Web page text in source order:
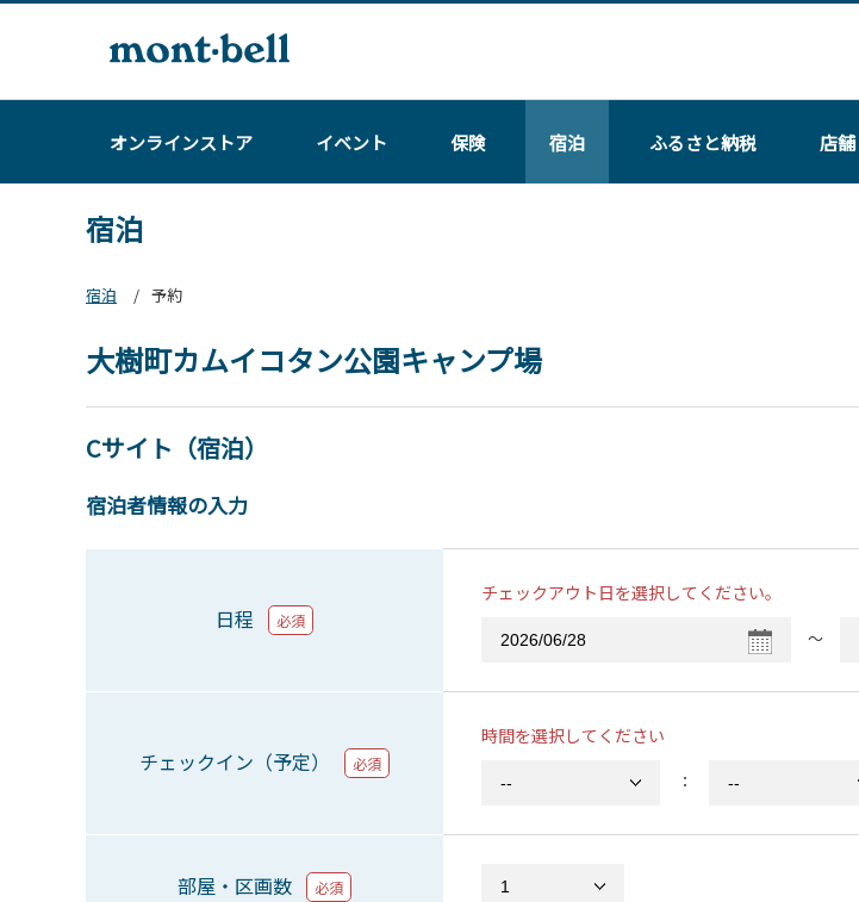
オンラインストア イベント 保険 宿泊 ふるさと納税 店舗
宿泊
宿泊
予約
大樹町カムイコタン公園キャンプ場
Cサイト（宿泊）
宿泊者情報の入力
日程 必須
チェックアウト日を選択してください。
〜
チェックイン（予定） 必須
時間を選択してください
：
部屋・区画数 必須